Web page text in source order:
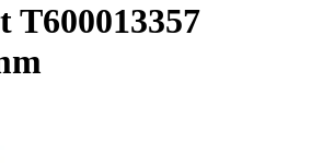
T600013357